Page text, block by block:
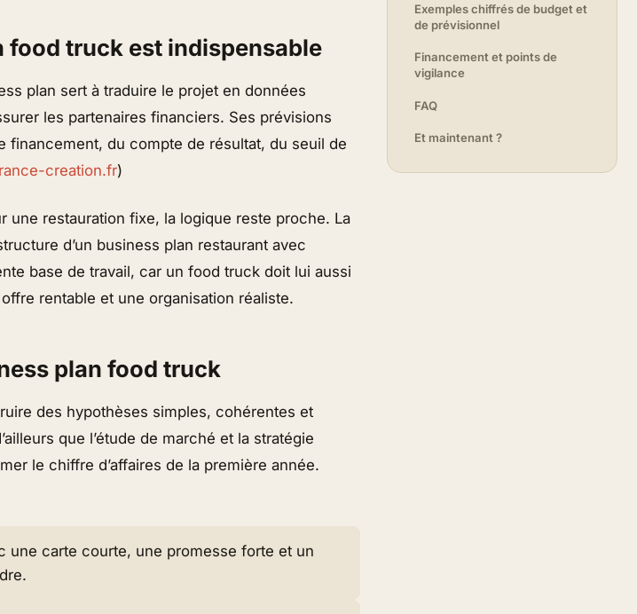
food truck est indispensable
plan sert à traduire le projet en données
les partenaires financiers. Ses prévisions
financement, du compte de résultat, du seuil de
creation.fr)
une restauration fixe, la logique reste proche. La
d’un business plan restaurant avec
base de travail, car un food truck doit lui aussi
rentable et une organisation réaliste.
plan food truck
des hypothèses simples, cohérentes et
que l’étude de marché et la stratégie
le chiffre d’affaires de la première année.
une carte courte, une promesse forte et un
Exemples chiffrés de budget et
de prévisionnel
Financement et points de
vigilance
FAQ
Et maintenant ?